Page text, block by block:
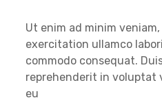
Ut enim ad minim
exercitation ullamco
commodo consequat.
reprehenderit in voluptat
eu